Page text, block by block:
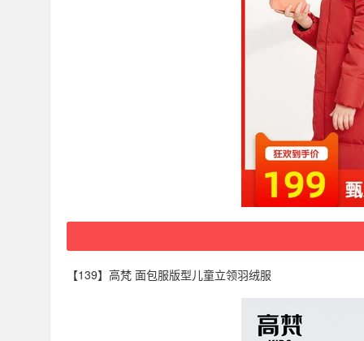
【139】高梵 面包服版型儿童立领羽绒服